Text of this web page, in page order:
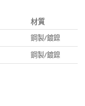
材質
鋼製/鍍鎳
鋼製/鍍鎳